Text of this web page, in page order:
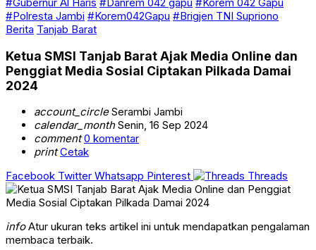
#Polresta Jambi #Korem042Gapu #Brigjen TNI Supriono
Berita Tanjab Barat
Ketua SMSI Tanjab Barat Ajak Media Online dan
Penggiat Media Sosial Ciptakan Pilkada Damai
2024
account_circleSerambi Jambi
calendar_monthSenin, 16 Sep 2024
comment 0 komentar
print Cetak
Facebook Twitter Whatsapp Pinterest Threads
infoAtur ukuran teks artikel ini untuk mendapatkan pengalaman
membaca terbaik.